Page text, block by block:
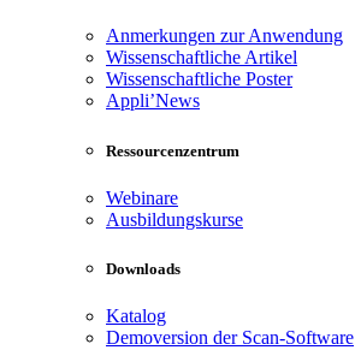
Anmerkungen zur Anwendung
Wissenschaftliche Artikel
Wissenschaftliche Poster
Appli’News
Ressourcenzentrum
Webinare
Ausbildungskurse
Downloads
Katalog
Demoversion der Scan-Software